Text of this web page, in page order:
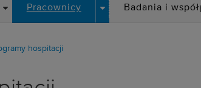
Pracownicy Badania i
hospitacji